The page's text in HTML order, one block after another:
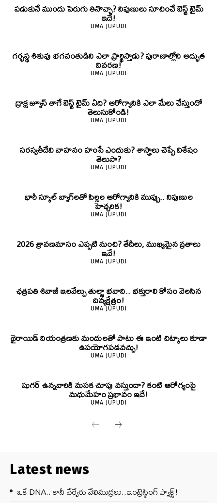
పడుకునే ముందు పెరుగు తినొచ్చా? నిపుణులు సూచించే బెస్ట్ టైమ్
ఇదే!
UMA JUPUDI
గర్భస్థ శిశువు భగవంతుడిని ఎలా ప్రార్థిస్తాడు? పురాణాల్లోని అద్భుత
వివరణ!
UMA JUPUDI
ద్రాక్ష జ్యూస్ తాగే బెస్ట్ టైమ్ ఏది? ఆరోగ్యానికి ఎలా మేలు చేస్తుందో
తెలుసుకోండి!
UMA JUPUDI
సరస్వతీదేవి వాహనం హంసే ఎందుకు? శాస్త్రాలు చెప్పే విశేషం
తెలుసా?
UMA JUPUDI
భారీ స్కూల్ బ్యాగ్‌లతో పిల్లల ఆరోగ్యానికి ముప్పు.. నిపుణుల
హెచ్చరిక!
UMA JUPUDI
2026 శ్రావణమాసం ఎప్పటి నుంచి? తేదీలు, ముఖ్యమైన వ్రతాలు
ఇవే!
UMA JUPUDI
ఛత్రపతి శివాజీ ఇలవేల్పు తుల్జా భవాని.. భక్తురాలి కోసం వెలసిన
దివ్యక్షేత్రం!
UMA JUPUDI
థైరాయిడ్ నియంత్రణకు మందులతో పాటు ఈ ఇంటి చిట్కాలు కూడా
ఉపయోగపడవచ్చు!
UMA JUPUDI
షుగర్ ఉన్నవారికి మసక చూపు వస్తుందా? కంటి ఆరోగ్యంపై
మధుమేహం ప్రభావం ఇదే!
UMA JUPUDI
Latest news
ఒకే DNA.. కానీ వేర్వేరు వేలిముద్రలు..ఇంట్రెస్టింగ్ ఫ్యాక్ట్!